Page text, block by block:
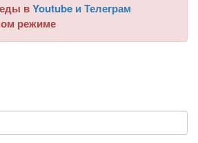
вYoutube и Телеграм
режиме